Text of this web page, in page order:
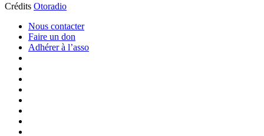
Crédits Otoradio
Nous contacter
Faire un don
Adhérer à l’asso